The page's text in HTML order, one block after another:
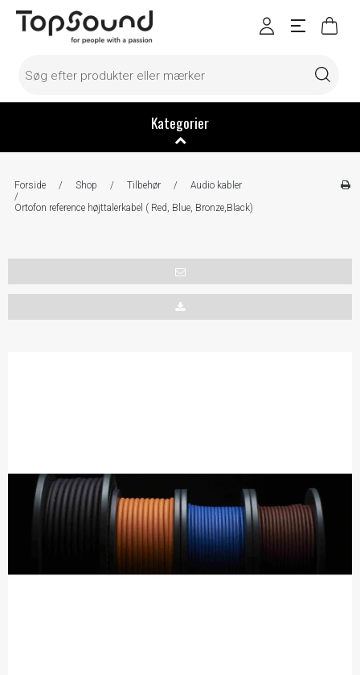
Kategorier
Forside / Shop / Tilbehør /
Audio kabler
/
Ortofon reference højttalerkabel ( Red, Blue, Bronze,Black)